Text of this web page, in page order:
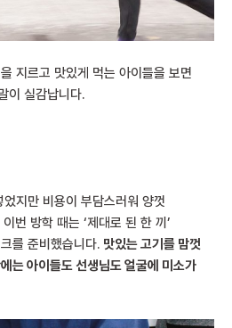
지르고 맛있게 먹는 아이들을 보면
이 실감납니다.
지만 비용이 부담스러워 양껏
번 방학 때는 ‘제대로 된 한 끼’
를 준비했습니다. 맛있는 고기를 맘껏
는 아이들도 선생님도 얼굴에 미소가